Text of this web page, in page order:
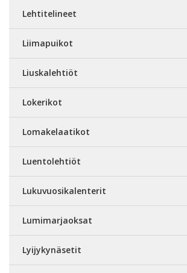
Lehtitelineet
Liimapuikot
Liuskalehtiöt
Lokerikot
Lomakelaatikot
Luentolehtiöt
Lukuvuosikalenterit
Lumimarjaoksat
Lyijykynäsetit